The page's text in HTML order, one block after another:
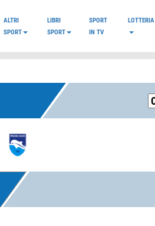
ALTRI
SPORT
LIBRI
SPORT
SPORT
IN TV
LOTTERIA